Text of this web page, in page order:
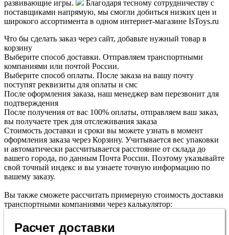
развивающие игры.
Благодаря тесному сотрудничеству с
поставщиками напрямую, мы смогли добиться низких цен и
широкого ассортимента в одном интернет-магазине IsToys.ru
Что бы сделать заказ через сайт, добавьте нужный товар в
корзину
Выберите способ доставки. Отправляем транспортными
компаниями или почтой России.
Выберите способ оплаты. После заказа на вашу почту
поступят реквизиты для оплаты и смс
После оформления заказа, наш менеджер вам перезвонит для
подтверждения
После получения от вас 100% оплаты, отправляем ваш заказ,
вы получаете трек для отслеживания заказа
Стоимость доставки и сроки вы можете узнать в момент
оформления заказа через Корзину. Учитывается вес упаковки
и автоматически рассчитывается расстояние от склада до
вашего города, по данным Почта России. Поэтому указывайте
свой точный индекс и вы узнаете точную информацию по
вашему заказу.
Вы также сможете рассчитать примерную стоимость доставки
транспортными компаниями через калькулятор:
Расчет доставки